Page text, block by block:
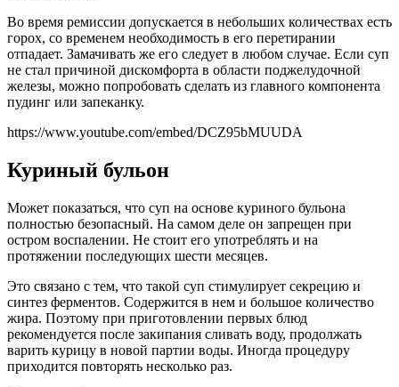
Во время ремиссии допускается в небольших количествах есть
горох, со временем необходимость в его перетирании
отпадает. Замачивать же его следует в любом случае. Если суп
не стал причиной дискомфорта в области поджелудочной
железы, можно попробовать сделать из главного компонента
пудинг или запеканку.
https://www.youtube.com/embed/DCZ95bMUUDA
Куриный бульон
Может показаться, что суп на основе куриного бульона
полностью безопасный. На самом деле он запрещен при
остром воспалении. Не стоит его употреблять и на
протяжении последующих шести месяцев.
Это связано с тем, что такой суп стимулирует секрецию и
синтез ферментов. Содержится в нем и большое количество
жира. Поэтому при приготовлении первых блюд
рекомендуется после закипания сливать воду, продолжать
варить курицу в новой партии воды. Иногда процедуру
приходится повторять несколько раз.